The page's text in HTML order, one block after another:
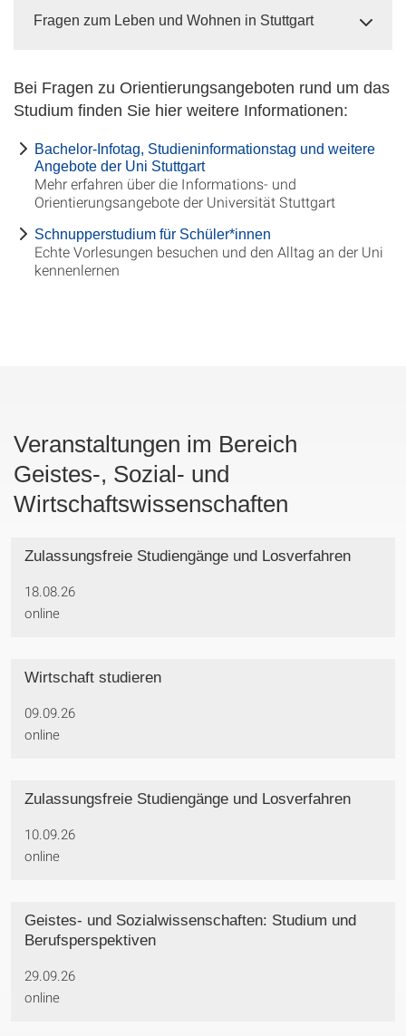
Fragen zum Leben und Wohnen in Stuttgart
Bei Fragen zu Orientierungsangeboten rund um das
Studium finden Sie hier weitere Informationen:
Bachelor-Infotag, Studieninformationstag und weitere
Angebote der Uni Stuttgart
Mehr erfahren über die Informations- und
Orientierungsangebote der Universität Stuttgart
Schnupperstudium für Schüler*innen
Echte Vorlesungen besuchen und den Alltag an der Uni
kennenlernen
Veranstaltungen im Bereich
Geistes-, Sozial- und
Wirtschaftswissenschaften
Zulassungsfreie Studiengänge und Losverfahren
18.08.26
online
Wirtschaft studieren
09.09.26
online
Zulassungsfreie Studiengänge und Losverfahren
10.09.26
online
Geistes- und Sozialwissenschaften: Studium und
Berufsperspektiven
29.09.26
online